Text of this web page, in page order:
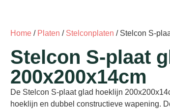
Home / Platen / Stelconplaten / Stelcon S-
Stelcon S-plaat
200x200x14cm
De Stelcon S-plaat glad hoeklijn
hoeklijn en dubbel constructieve wapening.